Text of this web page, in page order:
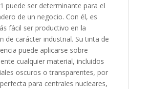
puede ser determinante para el
de un negocio. Con él, es
fácil ser productivo en la
de carácter industrial. Su tinta de
puede aplicarse sobre
cualquier material, incluidos
oscuros o transparentes, por
para centrales nucleares,